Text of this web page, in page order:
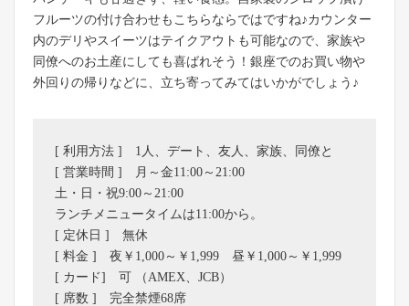
フルーツの付け合わせもこちらならではですね♪カウンター
内のデリやスイーツはテイクアウトも可能なので、家族や
同僚へのお土産にしても喜ばれそう！銀座でのお買い物や
外回りの帰りなどに、立ち寄ってみてはいかがでしょう♪
[ 利用方法 ] 1人、デート、友人、家族、同僚と
[ 営業時間 ] 月～金11:00～21:00
土・日・祝9:00～21:00
ランチメニュータイムは11:00から。
[ 定休日 ] 無休
[ 料金 ] 夜￥1,000～￥1,999 昼￥1,000～￥1,999
[ カード] 可 （AMEX、JCB）
[ 席数 ] 完全禁煙68席